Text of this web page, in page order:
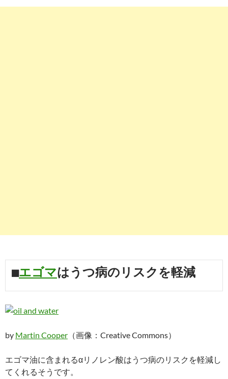
■エゴマはうつ病のリスクを軽減
by Martin Cooper （画像：Creative Commons）
エゴマ油に含まれるαリノレン酸はうつ病のリスクを軽減し
てくれるそうです。